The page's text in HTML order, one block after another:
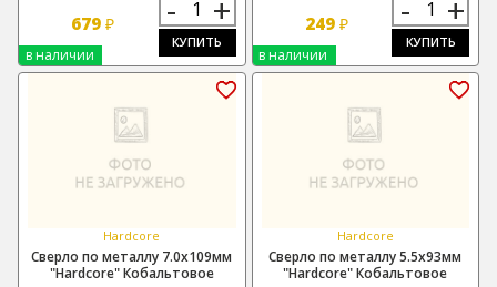
679₽ - +
КУПИТЬ
в наличии
249 ₽ - +
КУПИТЬ
в наличии
Hardcore
Сверло по металлу 7.0х109мм
"Hardcore" Кобальтовое
Hardcore
Сверло по металлу 5.5х93мм
"Hardcore" Кобальтовое